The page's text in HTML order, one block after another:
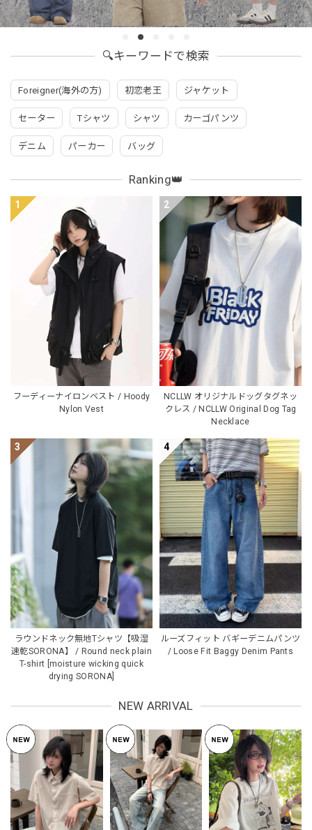
Ranking👑
1
フーディーナイロンベスト / Hoody
Nylon Vest
2
NCLLW オリジナルドッグタグネッ
クレス / NCLLW Original Dog Tag
Necklace
3
ラウンドネック無地Tシャツ【吸湿
速乾SORONA】 / Round neck plain
T-shirt [moisture wicking quick
drying SORONA]
4
ルーズフィット バギーデニムパンツ
/ Loose Fit Baggy Denim Pants
NEW ARRIVAL
🔍キーワードで検索
Foreigner(海外の方) 初恋老王 ジャケット
セーター Tシャツ シャツ カーゴパンツ
デニム パーカー バッグ